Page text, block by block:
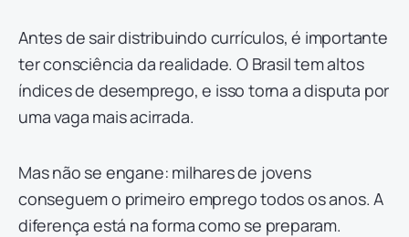
Antes de sair distribuindo currículos, é importante
ter consciência da realidade. O Brasil tem altos
índices de desemprego, e isso torna a disputa por
uma vaga mais acirrada.
Mas não se engane: milhares de jovens
conseguem o primeiro emprego todos os anos. A
diferença está na forma como se preparam.